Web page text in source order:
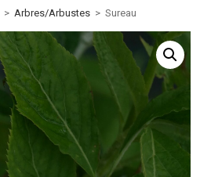
> Arbres/Arbustes > Sureau